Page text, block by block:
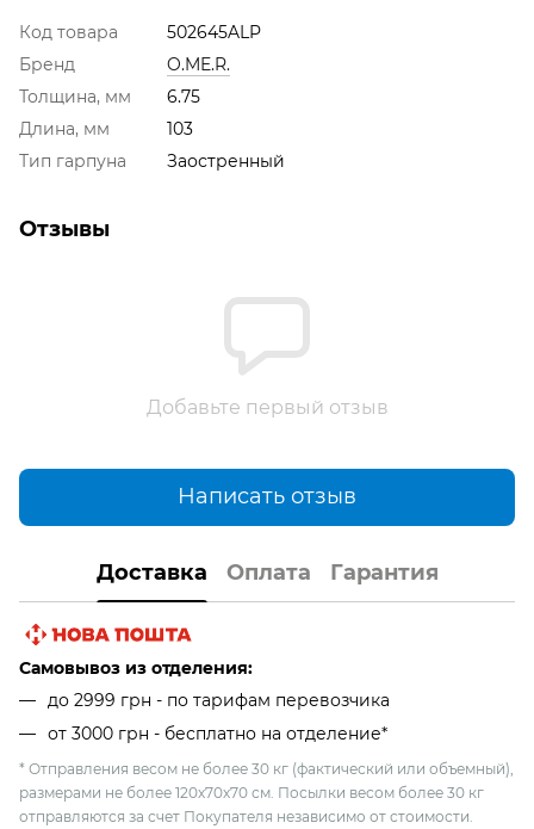
Код товара
502645ALP
Бренд
O.ME.R.
Толщина, мм
6.75
Длина, мм
103
Тип гарпуна
Заостренный
Отзывы
Добавьте первый отзыв
Написать отзыв
Доставка Оплата Гарантия
Самовывоз из отделения:
до 2999 грн - по тарифам перевозчика
от 3000 грн - бесплатно на отделение*
* Отправления весом не более 30 кг (фактический или объемный),
размерами не более 120х70х70 см. Посылки весом более 30 кг
отправляются за счет Покупателя независимо от стоимости.